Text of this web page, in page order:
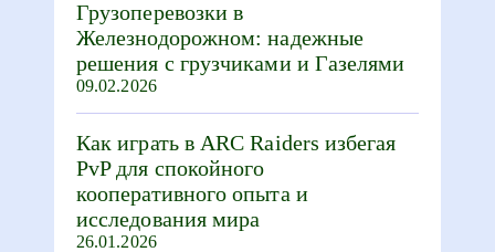
Грузоперевозки в
Железнодорожном: надежные
решения с грузчиками и Газелями
09.02.2026
Как играть в ARC Raiders избегая
PvP для спокойного
кооперативного опыта и
исследования мира
26.01.2026